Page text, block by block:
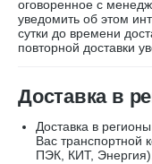
оговоренное с
уведомить об этом
сутки до времени
повторной доставки
Доставка в
Доставка в
Вас транспортной
ПЭК, КИТ,